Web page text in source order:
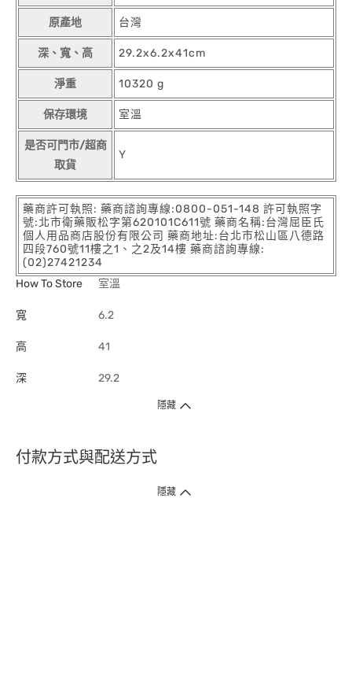
原產地 台灣
深、寬、高 29.2x6.2x41cm
淨重 10320 g
保存環境 室溫
是否可門市/超商
取貨
Y
藥商許可執照: 藥商諮詢專線:0800-051-148 許可執照字
號:北市衛藥販松字第620101C611號 藥商名稱:台灣屈臣氏
個人用品商店股份有限公司 藥商地址:台北市松山區八德路
四段760號11樓之1、之2及14樓 藥商諮詢專線:
(02)27421234
How To Store
室溫
寬 6.2
高 41
深 29.2
隱藏
付款方式與配送方式
隱藏